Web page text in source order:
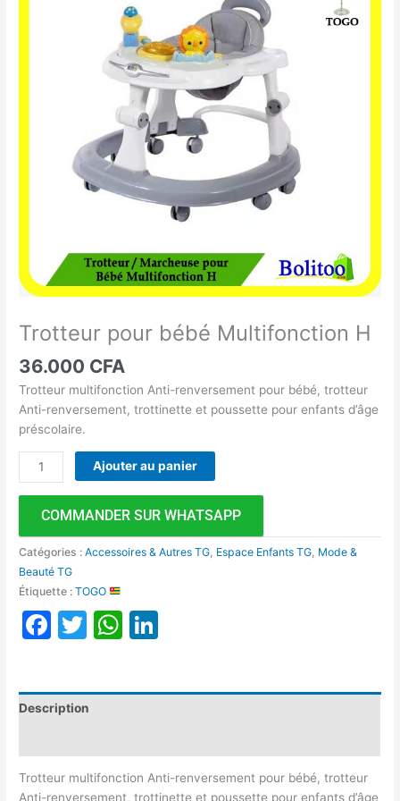
Trotteur pour bébé Multifonction H
36.000 CFA
Trotteur multifonction Anti-renversement pour bébé, trotteur
Anti-renversement, trottinette et poussette pour enfants d’âge
préscolaire.
Ajouter au panier
COMMANDER SUR WHATSAPP
Catégories :Accessoires & Autres TG Espace Enfants TG Mode &
Beauté TG
Étiquette :TOGO
Facebook
TwitterWhatsApp
Description
Trotteur multifonction Anti-renversement pour bébé, trotteur
Anti-renversement, trottinette et poussette pour enfants d’âge